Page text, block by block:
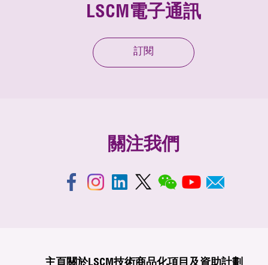
LSCM電子通訊
訂閱
關注我們